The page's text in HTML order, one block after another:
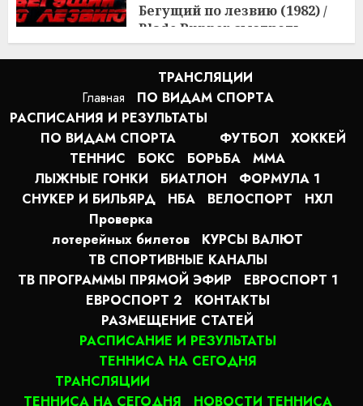
Бегущий по лезвию (1982) /
Blade Runner смотреть
онлайн
Главная
ТРАНСЛЯЦИИ
ПО ВИДАМ СПОРТA
РАСПИСАНИЯ И РЕЗУЛЬТАТЫ
ПО ВИДАМ СПОРТА
ФУТБОЛ
ХОККЕЙ
ТЕННИС
БОКС БОРЬБА
MMA
ЛЫЖНЫЕ ГОНКИ
БИАТЛОН
ФОРМУЛА 1
СНУКЕР И БИЛЬЯРД
НБА ВЕЛОСПОРТ
НХЛ
Проверка
лотерейных билетов
КУРСЫ ВАЛЮТ
ТВ СПОРТИВНЫЕ КАНАЛЫ
ТВ ПРОГРАММЫ ПРЯМОЙ ЭФИР
ЕВРОСПОРТ 1
ЕВРОСПОРТ 2
КОНТАКТЫ
РАЗМЕЩЕНИЕ СТАТЕЙ
РАСПИСАНИЕ И РЕЗУЛЬТАТЫ
ТЕННИСА НА СЕГОДНЯ
ТРАНСЛЯЦИИ
ТЕННИСА НА СЕГОДНЯ
НОВОСТИ ТЕННИСА